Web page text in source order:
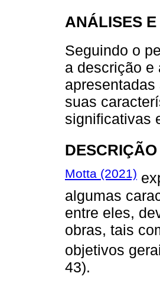
ANÁLISES
Seguindo o
a descrição e
suas
significativas
Motta (2021)
algumas
entre eles,
obras, tais
objetivos
43).